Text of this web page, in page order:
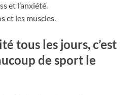
et l’anxiété.
et les muscles.
tous les jours, c’est
de sport le